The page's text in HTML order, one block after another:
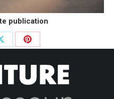
publication
PartagerPartager
Pinterest